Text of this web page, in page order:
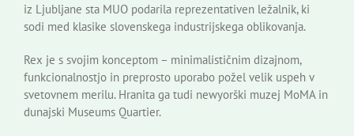
iz Ljubljane sta MUO podarila reprezentativen ležalnik, ki
sodi med klasike slovenskega industrijskega oblikovanja.
Rex je s svojim konceptom – minimalističnim dizajnom,
funkcionalnostjo in preprosto uporabo požel velik uspeh v
svetovnem merilu. Hranita ga tudi newyorški muzej MoMA in
dunajski Museums Quartier.